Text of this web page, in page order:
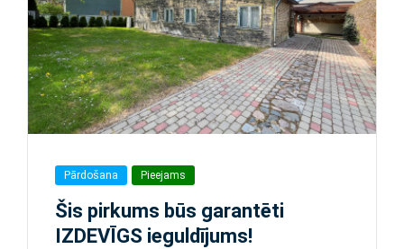
Pārdošana Pieejams
Šis pirkums būs garantēti
IZDEVĪGS ieguldījums!